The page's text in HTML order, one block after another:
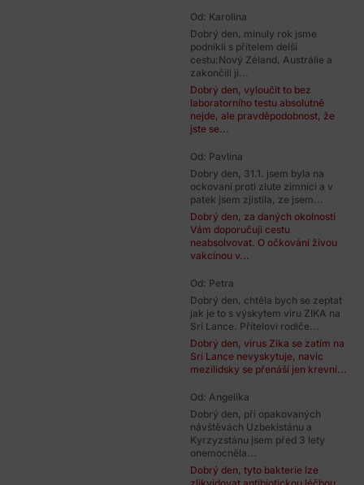
Od: Karolina
Dobrý den, minuly rok jsme
podnikli s přítelem delší
cestu:Nový Zéland, Austrálie a
zakončili ji...
Dobrý den, vyloučit to bez
laboratorního testu absolutně
nejde, ale pravděpodobnost, že
jste se...
Od: Pavlina
Dobry den, 31.1. jsem byla na
ockovani proti zlute zimnici a v
patek jsem zjistila, ze jsem...
Dobrý den, za daných okolností
Vám doporučuji cestu
neabsolvovat. O očkování živou
vakcínou v...
Od: Petra
Dobrý den, chtěla bych se zeptat
jak je to s výskytem viru ZIKA na
Srí Lance. Přítelovi rodiče...
Dobrý den, virus Zika se zatím na
Sri Lance nevyskytuje, navíc
mezilidsky se přenáší jen krevní...
Od: Angelika
Dobrý den, při opakovaných
návštěvách Uzbekistánu a
Kyrzyzstánu jsem před 3 lety
onemocněla...
Dobrý den, tyto bakterie lze